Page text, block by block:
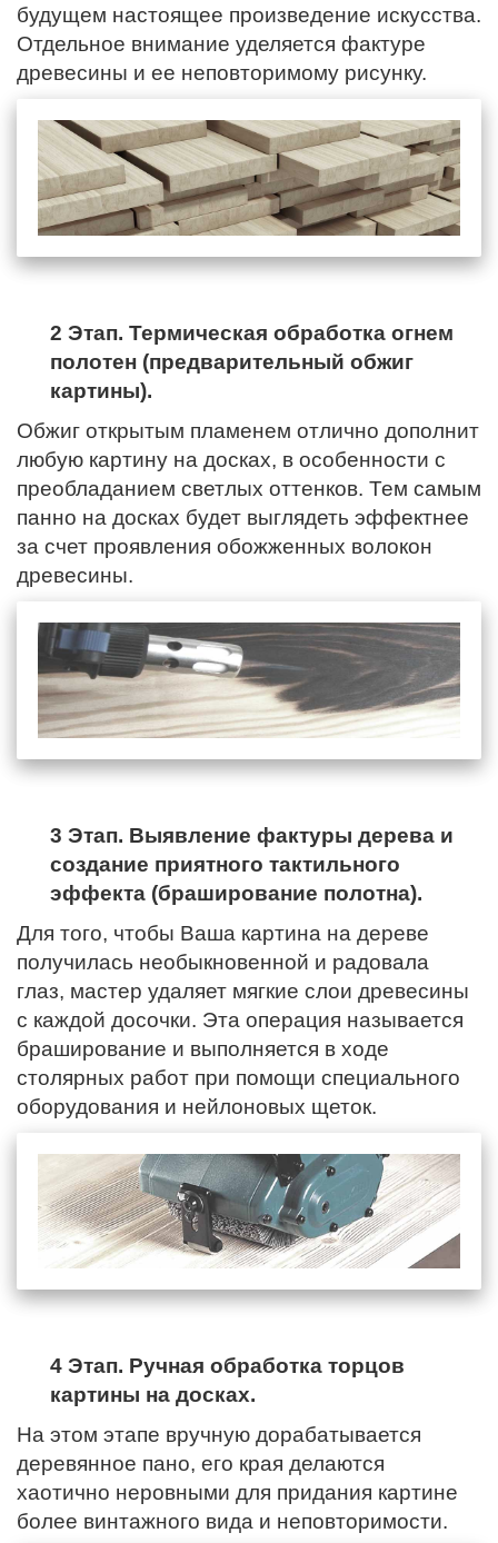
будущем настоящее произведение искусства.
Отдельное внимание уделяется фактуре
древесины и ее неповторимому рисунку.
2 Этап. Термическая обработка огнем
полотен (предварительный обжиг
картины).
Обжиг открытым пламенем отлично дополнит
любую картину на досках, в особенности с
преобладанием светлых оттенков. Тем самым
панно на досках будет выглядеть эффектнее
за счет проявления обожженных волокон
древесины.
3 Этап. Выявление фактуры дерева и
создание приятного тактильного
эффекта (браширование полотна).
Для того, чтобы Ваша картина на дереве
получилась необыкновенной и радовала
глаз, мастер удаляет мягкие слои древесины
с каждой досочки. Эта операция называется
браширование и выполняется в ходе
столярных работ при помощи специального
оборудования и нейлоновых щеток.
4 Этап. Ручная обработка торцов
картины на досках.
На этом этапе вручную дорабатывается
деревянное пано, его края делаются
хаотично неровными для придания картине
более винтажного вида и неповторимости.